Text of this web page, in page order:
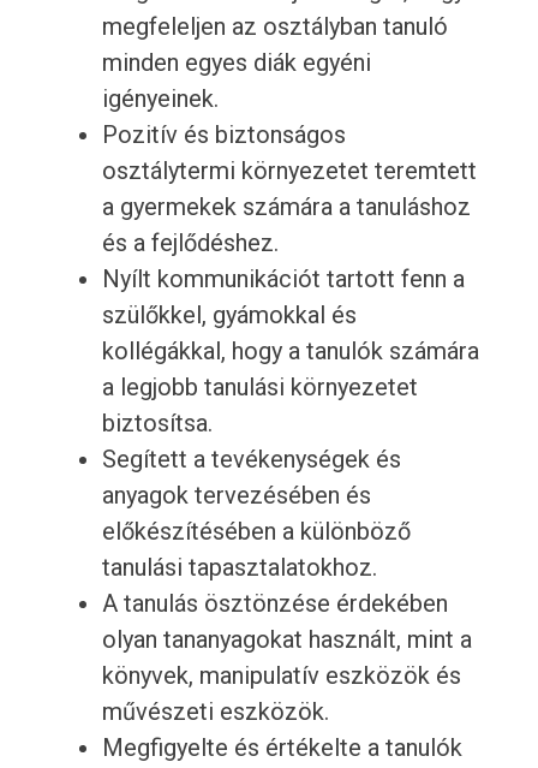
megfeleljen az osztályban tanuló
minden egyes diák egyéni
igényeinek.
Pozitív és biztonságos
osztálytermi környezetet teremtett
a gyermekek számára a tanuláshoz
és a fejlődéshez.
Nyílt kommunikációt tartott fenn a
szülőkkel, gyámokkal és
kollégákkal, hogy a tanulók számára
a legjobb tanulási környezetet
biztosítsa.
Segített a tevékenységek és
anyagok tervezésében és
előkészítésében a különböző
tanulási tapasztalatokhoz.
A tanulás ösztönzése érdekében
olyan tananyagokat használt, mint a
könyvek, manipulatív eszközök és
művészeti eszközök.
Megfigyelte és értékelte a tanulók